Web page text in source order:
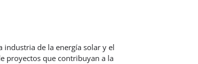
industria de la energía solar y el
proyectos que contribuyan a la